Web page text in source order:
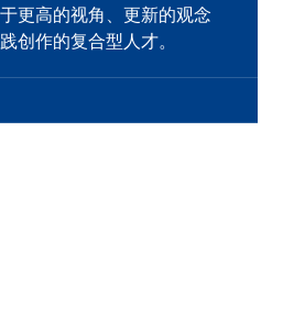
更高的视角、更新的观念
创作的复合型人才。